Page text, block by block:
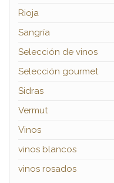
Rioja
Sangría
Selección de vinos
Selección gourmet
Sidras
Vermut
Vinos
vinos blancos
vinos rosados